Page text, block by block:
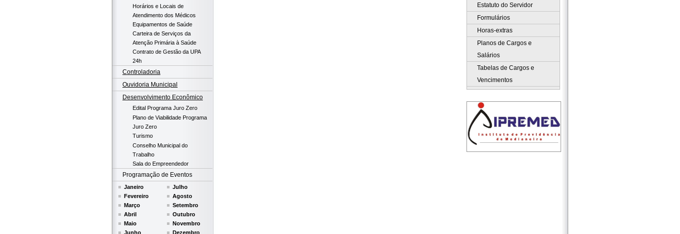
Horários e Locais de
Atendimento dos Médicos
Equipamentos de Saúde
Carteira de Serviços da
Atenção Primária à Saúde
Contrato de Gestão da UPA
24h
Controladoria
Ouvidoria Municipal
Desenvolvimento Econômico
Edital Programa Juro Zero
Plano de Viabilidade Programa
Juro Zero
Turismo
Conselho Municipal do
Trabalho
Sala do Empreendedor
Programação de Eventos
Janeiro
Fevereiro
Março
Abril
Maio
Junho
Julho
Agosto
Setembro
Outubro
Novembro
Dezembro
Estatuto do Servidor
Formulários
Horas-extras
Planos de Cargos e
Salários
Tabelas de Cargos e
Vencimentos